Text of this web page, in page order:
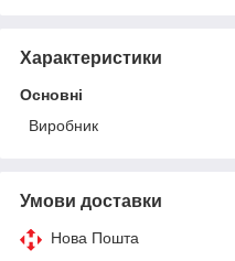
Характеристики
Основні
Виробник
Умови доставки
Нова Пошта